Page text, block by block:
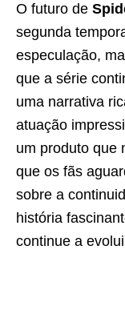
O futuro de
segunda
especulação,
que a série
uma narrativa
atuação
um produto que
que os fãs
sobre a
história
continue a